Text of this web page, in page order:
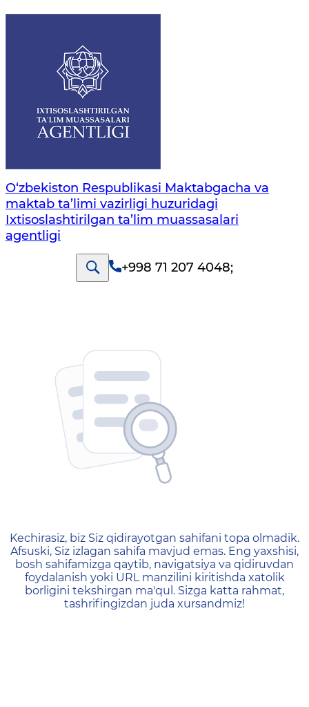
O‘zbekiston Respublikasi Maktabgacha va
maktab ta’limi vazirligi huzuridagi
Ixtisoslashtirilgan ta’lim muassasalari
agentligi
+998 71 207 4048;
404 — Страница не
Kechirasiz, biz Siz qidirayotgan sahifani topa olmadik.
Afsuski, Siz izlagan sahifa mavjud emas. Eng yaxshisi,
bosh sahifamizga qaytib, navigatsiya va qidiruvdan
foydalanish yoki URL manzilini kiritishda xatolik
borligini tekshirgan ma'qul. Sizga katta rahmat,
tashrifingizdan juda xursandmiz!